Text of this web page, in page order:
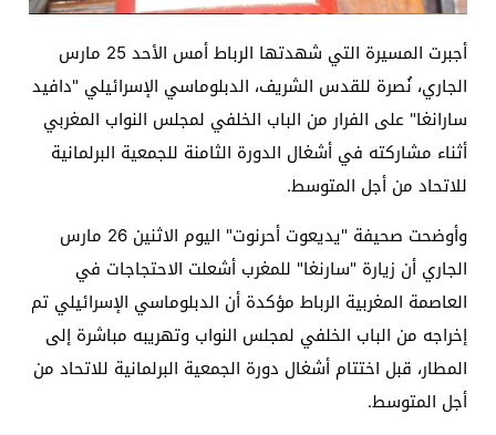
أجبرت المسيرة التي شهدتها الرباط أمس الأحد 25 مارس
الجاري، نُصرة للقدس الشريف، الدبلوماسي الإسرائيلي "دافيد
سارانغا" على الفرار من الباب الخلفي لمجلس النواب المغربي
أثناء مشاركته في أشغال الدورة الثامنة للجمعية البرلمانية
للاتحاد من أجل المتوسط.
وأوضحت صحيفة "يديعوت أحرنوت" اليوم الاثنين 26 مارس
الجاري أن زيارة "سارنغا" للمغرب أشعلت الاحتجاجات في
العاصمة المغربية الرباط مؤكدة أن الدبلوماسي الإسرائيلي تم
إخراجه من الباب الخلفي لمجلس النواب وتهريبه مباشرة إلى
المطار، قبل اختتام أشغال دورة الجمعية البرلمانية للاتحاد من
أجل المتوسط.